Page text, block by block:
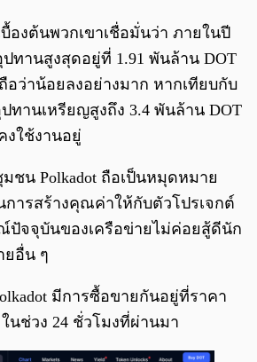
องต้นพวกเขาเชื่อมั่นว่า ภายในปี
ปทานสูงสุดอยู่ที่ 1.91 พันล้าน DOT
ว่าน้อยลงอย่างมาก หากเทียบกับ
ทานเหรียญสูงถึง 3.4 พันล้าน DOT
งใช้งานอยู่
ชน Polkadot ถือเป็นหมุดหมาย
ารสร้างคุณค่าให้กับตัวโปรเจกต์
ปัจจุบันของเครือข่ายไม่ค่อยสู้ดีนัก
ยอื่น ๆ
มีการซื้อขายกันอยู่ที่ราคา
ในช่วง 24 ชั่วโมงที่ผ่านมา